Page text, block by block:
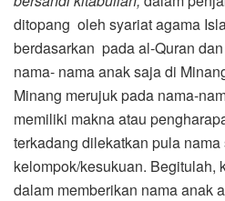
ditopang oleh syariat agama
berdasarkan pada al-Quran
nama- nama anak saja di
Minang merujuk pada nama-
memiliki makna atau
terkadang dilekatkan pula
kelompok/kesukuan. Begitulah,
dalam memberikan nama anak